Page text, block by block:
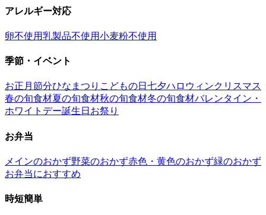
アレルギー対応
卵不使用乳製品不使用小麦粉不使用
季節・イベント
お正月 節分ひなまつり こどもの日 七夕ハロウィンクリスマス
春の旬食材夏の旬食材秋の旬食材冬の旬食材バレンタイン・
ホワイトデー誕生日 お祭り
お弁当
メインのおかず野菜のおかず赤色・黄色のおかず緑のおかず
お弁当におすすめ
時短簡単